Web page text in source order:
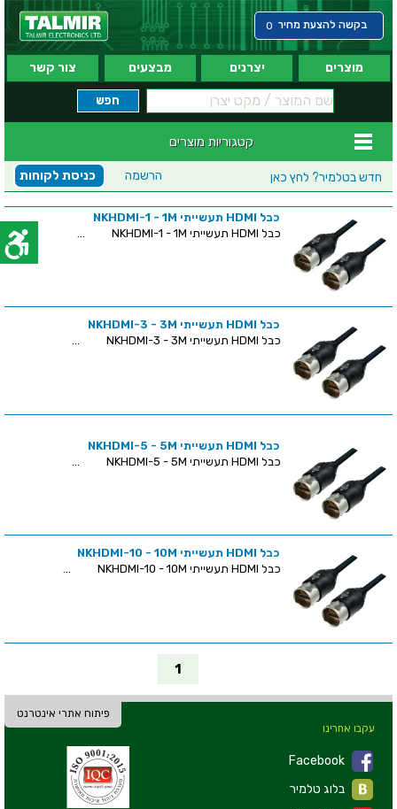
בקשה להצעת מחיר 0
מוצרים יצרנים מבצעים צור קשר
קטגוריות מוצרים
חדש בטלמיר? לחץ כאן כניסת לקוחות הרשמה
כבל HDMI תעשייתי NKHDMI-1 - 1M
כבל HDMI תעשייתי NKHDMI-1 - 1M ...
כבל HDMI תעשייתי NKHDMI-3 - 3M
כבל HDMI תעשייתי NKHDMI-3 - 3M ...
כבל HDMI תעשייתי NKHDMI-5 - 5M
כבל HDMI תעשייתי NKHDMI-5 - 5M ...
כבל HDMI תעשייתי NKHDMI-10 - 10M
כבל HDMI תעשייתי NKHDMI-10 - 10M ...
1
פיתוח אתרי אינטרנט
עקבו אחרינו
Facebook